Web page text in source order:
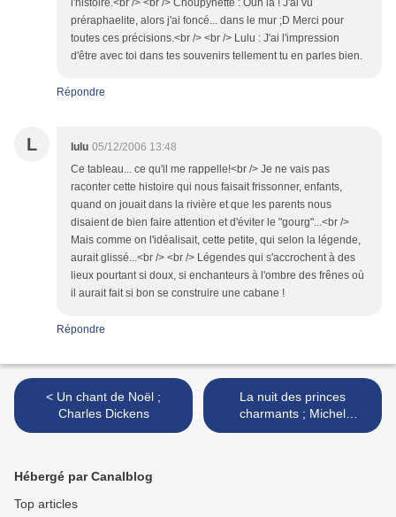
l'histoire.<br /> <br /> Choupynette : Ouh là ! J'ai vu
préraphaelite, alors j'ai foncé... dans le mur ;D Merci pour
toutes ces précisions.<br /> <br /> Lulu : J'ai l'impression
d'être avec toi dans tes souvenirs tellement tu en parles bien.
Répondre
L lulu 05/12/2006 13:48
Ce tableau... ce qu'il me rappelle!<br /> Je ne vais pas
raconter cette histoire qui nous faisait frissonner, enfants,
quand on jouait dans la rivière et que les parents nous
disaient de bien faire attention et d'éviter le "gourg"...<br />
Mais comme on l'idéalisait, cette petite, qui selon la légende,
aurait glissé...<br /> <br /> Légendes qui s'accrochent à des
lieux pourtant si doux, si enchanteurs à l'ombre des frênes où
il aurait fait si bon se construire une cabane !
Répondre
< Un chant de Noël ;
Charles Dickens
La nuit des princes
charmants ; Michel
Tremblay >
Hébergé par Canalblog
Top articles